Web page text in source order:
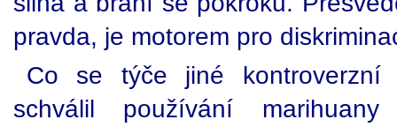
pravda, je motorem pro
Co se týče jiné kontroverzní
schválil používání